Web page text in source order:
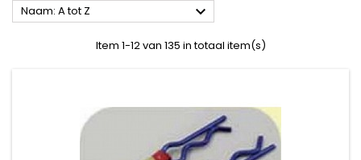
Naam: A tot Z 
Item 1-12 van 135 in totaal item(s)